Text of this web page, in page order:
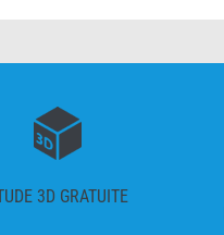
3D GRATUITE